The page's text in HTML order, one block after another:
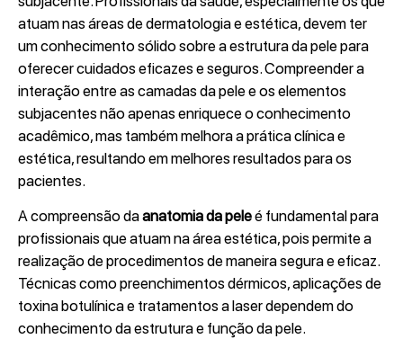
atuam nas áreas de dermatologia e estética, devem ter
um conhecimento sólido sobre a estrutura da pele para
oferecer cuidados eficazes e seguros. Compreender a
interação entre as camadas da pele e os elementos
subjacentes não apenas enriquece o conhecimento
acadêmico, mas também melhora a prática clínica e
estética, resultando em melhores resultados para os
pacientes.
A compreensão daanatomia da peleé fundamental para
profissionais que atuam na área estética, pois permite a
realização de procedimentos de maneira segura e eficaz.
Técnicas como preenchimentos dérmicos, aplicações de
toxina botulínica e tratamentos a laser dependem do
conhecimento da estrutura e função da pele.